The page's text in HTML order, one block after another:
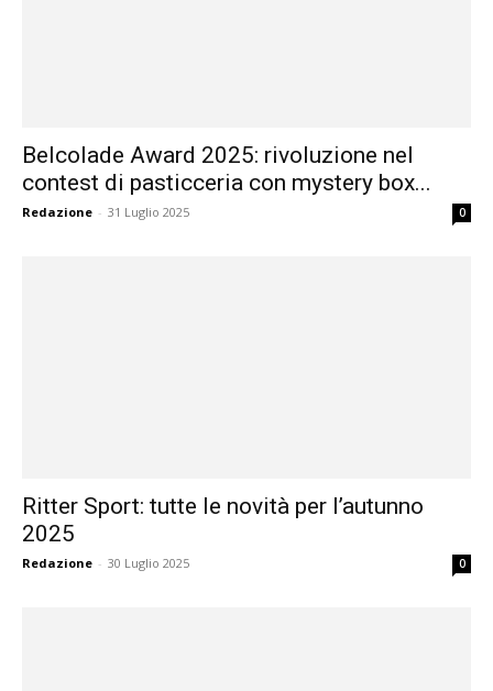
Belcolade Award 2025: rivoluzione nel
contest di pasticceria con mystery box...
Redazione - 31 Luglio 2025 0
Ritter Sport: tutte le novità per l’autunno
2025
Redazione - 30 Luglio 2025 0